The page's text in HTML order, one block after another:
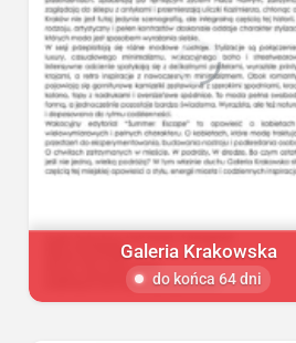
Galeria Krakowska
do końca 64 dni